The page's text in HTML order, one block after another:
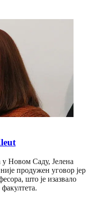
Новом Саду, Јелена
продужен уговор јер
што је изазвало